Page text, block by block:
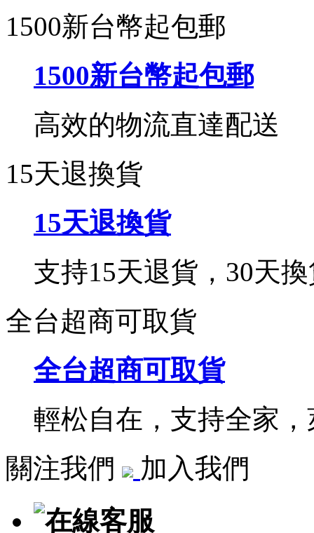
1500新台幣起包郵
1500新台幣起包郵
高效的物流直達配送
15天退換貨
15天退換貨
支持15天退貨，30天
全台超商可取貨
全台超商可取貨
輕松自在，支持全家
關注我們
加入我們
在線客服